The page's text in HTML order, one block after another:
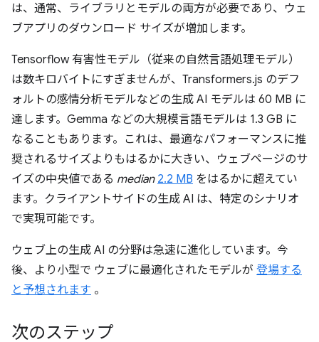
は、通常、ライブラリとモデルの両方が必要であり、ウェ
ブアプリのダウンロード サイズが増加します。
Tensorflow 有害性モデル（従来の自然言語処理モデル）
は数キロバイトにすぎませんが、Transformers.js のデフ
ォルトの感情分析モデルなどの生成 AI モデルは 60 MB に
達します。Gemma などの大規模言語モデルは 1.3 GB に
なることもあります。これは、最適なパフォーマンスに推
奨されるサイズよりもはるかに大きい、ウェブページのサ
イズの中央値である median 2.2 MB をはるかに超えてい
ます。クライアントサイドの生成 AI は、特定のシナリオ
で実現可能です。
ウェブ上の生成 AI の分野は急速に進化しています。今
後、より小型で ウェブに最適化されたモデルが 登場する
と予想されます 。
次のステップ